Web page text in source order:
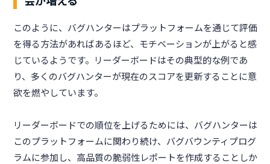
このように、バグハンターはプラットフォームを通じて評価
を得る方法があればあるほど、モチベーションが上がると感
じているようです。リーダーボードはその典型的な例であ
り、多くのバグハンターが現在のスコアを更新することに意
欲を燃やしています。
リーダーボードでの順位を上げるためには、バグハンターは
このプラットフォームに関わり続け、バグバウンティプログ
ラムに参加し、高品質の脆弱性レポートを作成することしか